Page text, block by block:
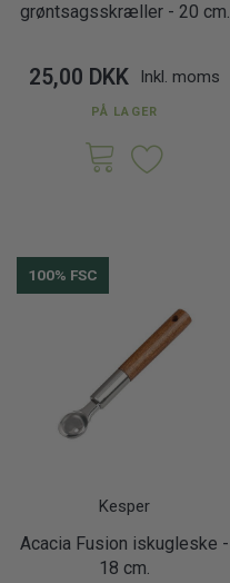
grøntsagsskræller - 20 cm.
25,00 DKK Inkl. moms
PÅ LAGER
100% FSC
Kesper
Acacia Fusion iskugleske -
18 cm.